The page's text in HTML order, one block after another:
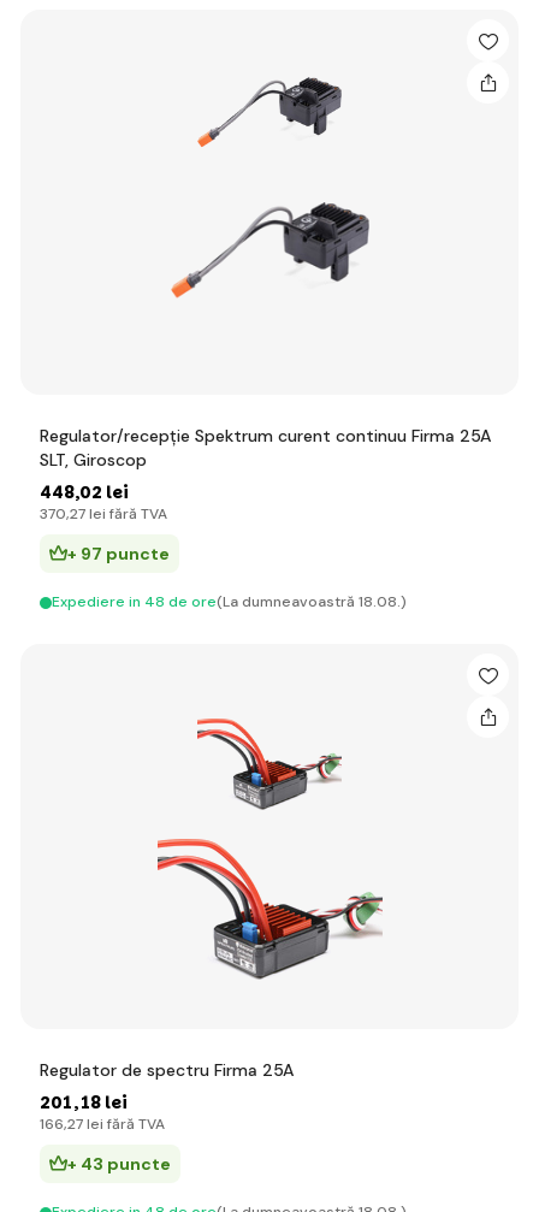
Regulator/recepție Spektrum curent continuu Firma 25A
SLT, Giroscop
448,02 lei
370,27 lei fără TVA
+ 97 puncte
Expediere in 48 de ore(La dumneavoastră 18.08.)
Regulator de spectru Firma 25A
201,18 lei
166,27 lei fără TVA
+ 43 puncte